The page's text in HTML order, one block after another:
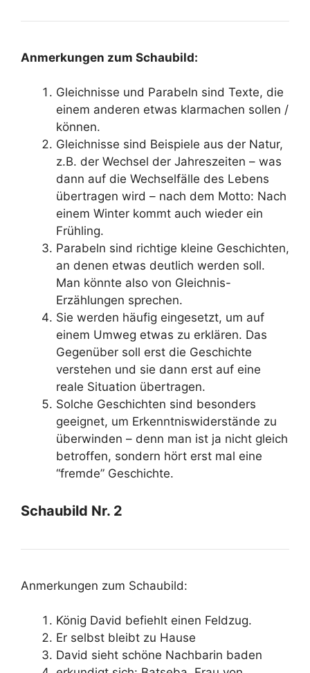
Anmerkungen zum Schaubild:
Gleichnisse und Parabeln sind Texte, die
einem anderen etwas klarmachen sollen /
können.
Gleichnisse sind Beispiele aus der Natur,
z.B. der Wechsel der Jahreszeiten – was
dann auf die Wechselfälle des Lebens
übertragen wird – nach dem Motto: Nach
einem Winter kommt auch wieder ein
Frühling.
Parabeln sind richtige kleine Geschichten,
an denen etwas deutlich werden soll.
Man könnte also von Gleichnis-
Erzählungen sprechen.
Sie werden häufig eingesetzt, um auf
einem Umweg etwas zu erklären. Das
Gegenüber soll erst die Geschichte
verstehen und sie dann erst auf eine
reale Situation übertragen.
Solche Geschichten sind besonders
geeignet, um Erkenntniswiderstände zu
überwinden – denn man ist ja nicht gleich
betroffen, sondern hört erst mal eine
“fremde” Geschichte.
Schaubild Nr. 2
Anmerkungen zum Schaubild:
König David befiehlt einen Feldzug.
Er selbst bleibt zu Hause
David sieht schöne Nachbarin baden